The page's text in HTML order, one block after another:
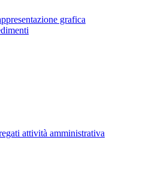
grafica
attività amministrativa